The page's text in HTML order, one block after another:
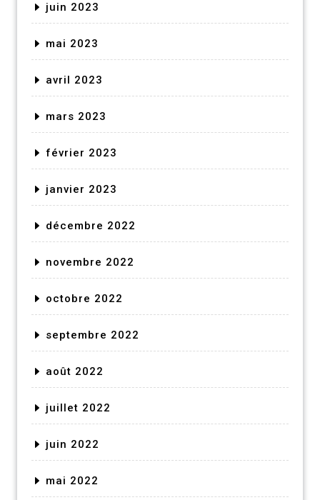
juin 2023
mai 2023
avril 2023
mars 2023
février 2023
janvier 2023
décembre 2022
novembre 2022
octobre 2022
septembre 2022
août 2022
juillet 2022
juin 2022
mai 2022